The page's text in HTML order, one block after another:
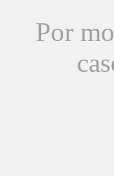
Por